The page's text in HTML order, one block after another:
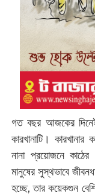
গত বছর আজকের
কারখানাটি। কারখানার
নানা প্রয়োজনে
মানুষের সুস্থভাবে
হচ্ছে, তার কয়েকগুন